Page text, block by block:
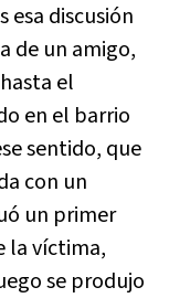
esa discusión
de un amigo,
el
en el barrio
sentido, que
con un
un primer
la víctima,
se produjo